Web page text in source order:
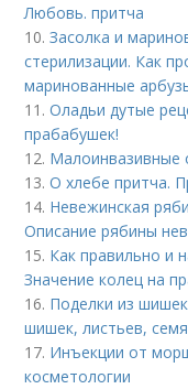
Любовь. притча
10.Засолка и
стерилизации. Как
маринованные
11.Оладьи дутые
прабабушек!
12. Малоинвазивные
13.О хлебе притча.
14. Невежинская
Описание рябины
15. Как правильно и
Значение колец на
16. Поделки из
шишек, листьев,
17. Инъекции от
косметологии